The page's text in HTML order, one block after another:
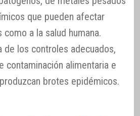
que pueden afectar
a la salud humana.
de los controles adecuados,
contaminación alimentaria e
brotes epidémicos.